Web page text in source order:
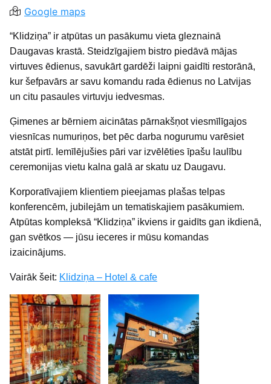
Google maps
“Klidziņa” ir atpūtas un pasākumu vieta gleznainā
Daugavas krastā. Steidzīgajiem bistro piedāvā mājas
virtuves ēdienus, savukārt gardēži laipni gaidīti restorānā,
kur šefpavārs ar savu komandu rada ēdienus no Latvijas
un citu pasaules virtuvju iedvesmas.
Ģimenes ar bērniem aicinātas pārnakšņot viesmīlīgajos
viesnīcas numuriņos, bet pēc darba nogurumu varēsiet
atstāt pirtī. Iemīlējušies pāri var izvēlēties īpašu laulību
ceremonijas vietu kalna galā ar skatu uz Daugavu.
Korporatīvajiem klientiem pieejamas plašas telpas
konferencēm, jubilejām un tematiskajiem pasākumiem.
Atpūtas kompleksā “Klidziņa” ikviens ir gaidīts gan ikdienā,
gan svētkos — jūsu ieceres ir mūsu komandas
izaicinājums.
Vairāk šeit: Klidziņa – Hotel & cafe